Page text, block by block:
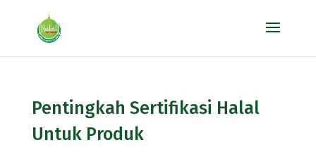
Pentingkah Sertifikasi Halal
Untuk Produk